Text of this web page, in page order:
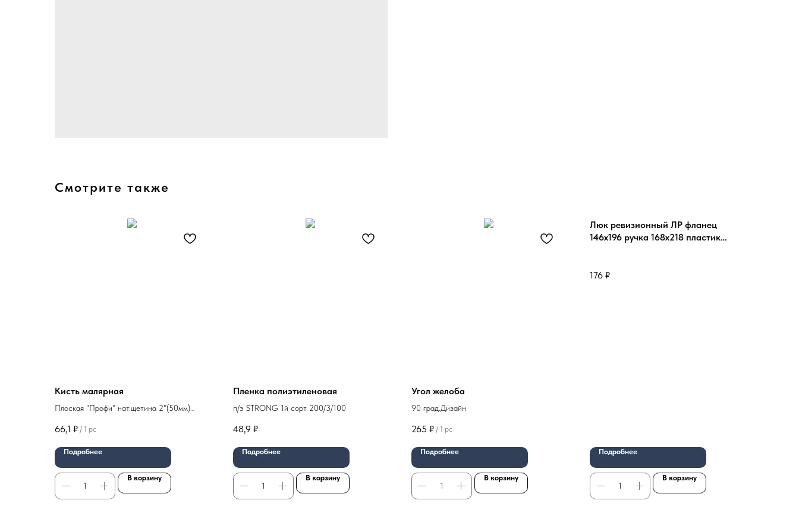
Смотрите также
Кисть малярная
Плоская "Профи" нат.щетина 2"(50мм)
66,1 ₽ / 1 pc
Подробнее
В корзину
Пленка полиэтиленовая
п/э STRONG 1й сорт 200/3/100
48,9 ₽
Подробнее
В корзину
Угол желоба
90 град.Дизайн
265 ₽ / 1 pc
Подробнее
В корзину
Люк ревизионный ЛР фланец
146х196 ручка 168х218 пластик
176 ₽
Подробнее
В корзину